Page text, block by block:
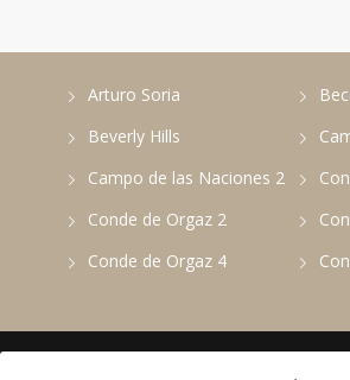
Arturo Soria
Beverly Hills
Campo de las Naciones 2
Conde de Orgaz 2
Conde de Orgaz 4
Proyectos de interiorismo y